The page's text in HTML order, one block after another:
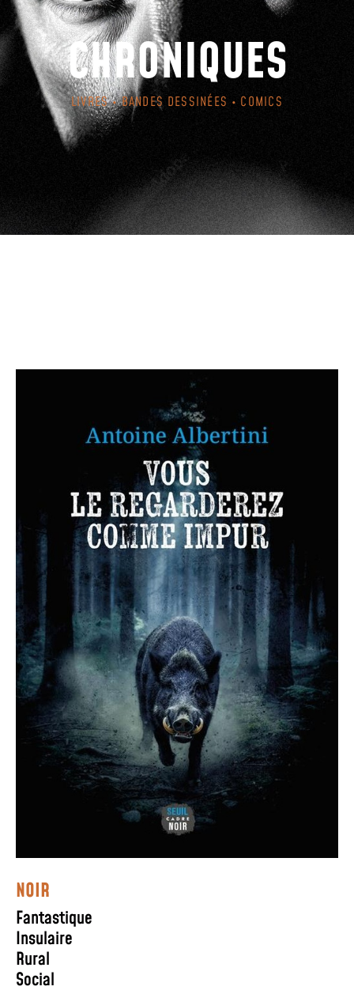
CHRONIQUES
LIVRES • BANDES DESSINÉES • COMICS
NOIR
Fantastique
Insulaire
Rural
Social